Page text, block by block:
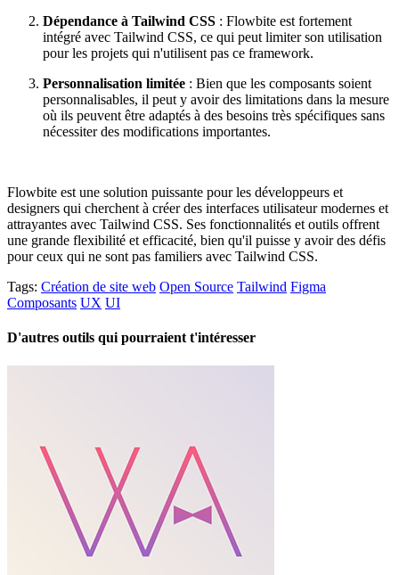
Dépendance à Tailwind CSS : Flowbite est fortement
intégré avec Tailwind CSS, ce qui peut limiter son utilisation
pour les projets qui n'utilisent pas ce framework.
Personnalisation limitée : Bien que les composants soient
personnalisables, il peut y avoir des limitations dans la mesure
où ils peuvent être adaptés à des besoins très spécifiques sans
nécessiter des modifications importantes.
Flowbite est une solution puissante pour les développeurs et
designers qui cherchent à créer des interfaces utilisateur modernes et
attrayantes avec Tailwind CSS. Ses fonctionnalités et outils offrent
une grande flexibilité et efficacité, bien qu'il puisse y avoir des défis
pour ceux qui ne sont pas familiers avec Tailwind CSS.
Tags: Création de site web Open Source Tailwind Figma
Composants UX UI
D'autres outils qui pourraient t'intéresser